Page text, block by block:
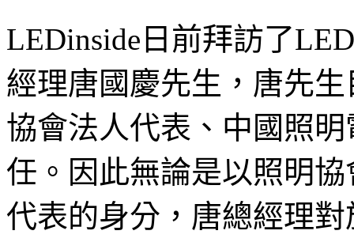
LEDinside日前拜訪了
經理唐國慶先生，唐先
協會法人代表、中國照
任。因此無論是以照明
代表的身分，唐總經理